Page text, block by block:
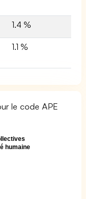
1.4 %
1.1 %
le code APE
humaine